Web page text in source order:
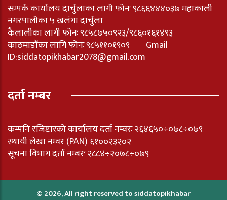
सम्पर्क कार्यालय दार्चुलाका लागी फोनः ९८६६४४४०३७ महाकाली
नगरपालीका ५ खलंगा दार्चुला
कैलालीका लागी फोनः ९८५८७५०९२३/९८६०१६१४९३
काठमाडौंका लागि फोनः ९८५११०१९०९ Gmail
ID:siddatopikhabar2078@gmail.com
दर्ता नम्बर
कम्पनि रजिष्टारको कार्यालय दर्ता नम्वरः २६४६५०÷०७८÷०७९
स्थायी लेखा नम्वर (PAN) ६१००२३२०२
सूचना विभाग दर्ता नम्बरः २८८४÷२०७८÷०७९
© 2026, All right reserved to siddatopikhabar